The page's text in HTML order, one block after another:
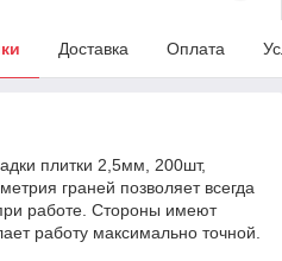
Доставка Оплата
плитки 2,5мм, 200шт,
граней позволяет всегда
работе. Стороны имеют
работу максимально точной.